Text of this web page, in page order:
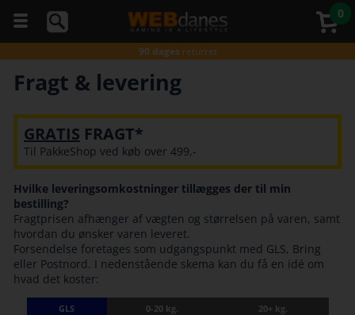
Du kan
til os
på
telefon
98374333
(hverdage
kl. 10-
16)
0
5 stjernerpå Trustpilot
Gratis fragt*
ved køb over 499,-
90 dages returret
Godkendtaf E-mærket
5 stjernerpå Trustpilot
Gratis fragt*
Fragt & levering
GRATIS FRAGT*
Til PakkeShop ved køb over 499,-
Hvilke leveringsomkostninger tillægges der til min
bestilling?
Fragtprisen afhænger af vægten og størrelsen på varen, samt
hvordan du ønsker varen leveret.
Forsendelse foretages som udgangspunkt med GLS, Bring
eller Postnord. I nedenstående skema kan du få en idé om
hvad det koster:
GLS 0-20 kg.
20+ kg.